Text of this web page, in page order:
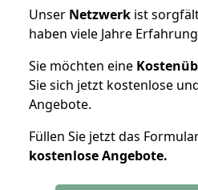
Unser Netzwerk ist
haben viele Jahre
Sie möchten eine
Sie sich jetzt kostenlose
Angebote.
Füllen Sie jetzt das
kostenloseAngebote.